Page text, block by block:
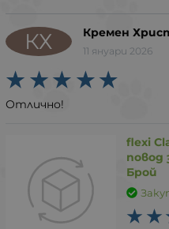
КХ Кремен
11 януари 2026
Отлично!
flexi
повод
Брой